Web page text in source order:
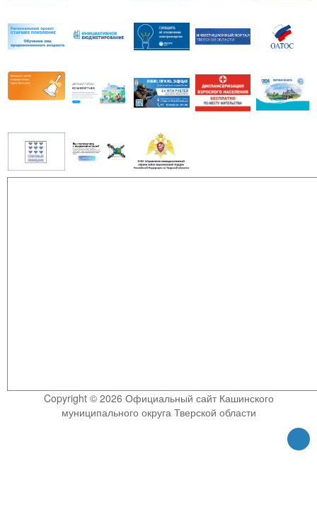
Copyright © 2026 Официальный сайт Кашинского
муниципального округа Тверской области